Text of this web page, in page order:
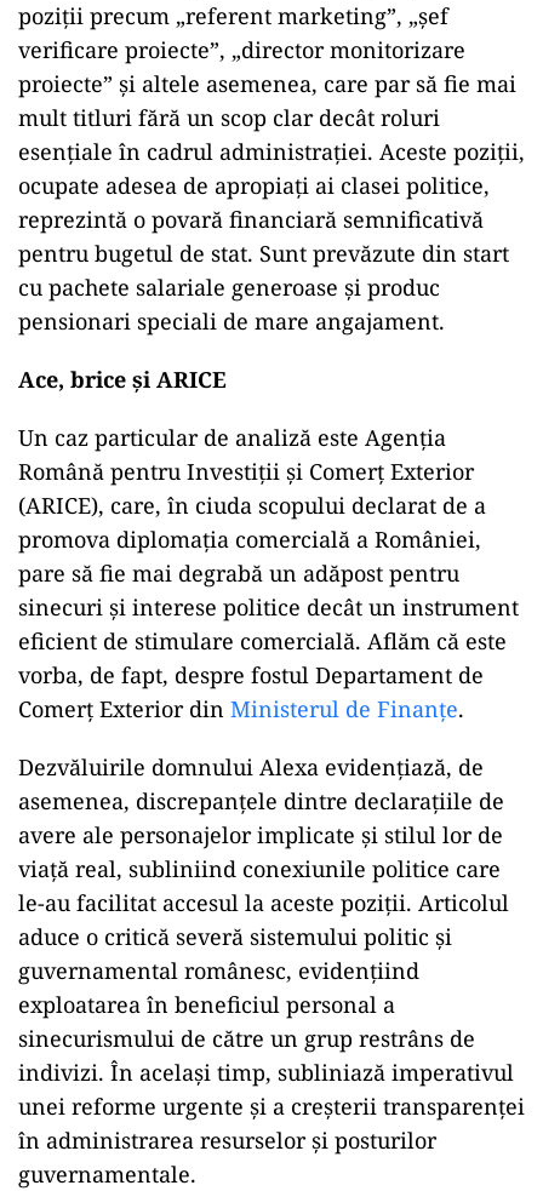
poziții precum „referent marketing”, „șef
verificare proiecte”, „director monitorizare
proiecte” și altele asemenea, care par să fie mai
mult titluri fără un scop clar decât roluri
esențiale în cadrul administrației. Aceste poziții,
ocupate adesea de apropiați ai clasei politice,
reprezintă o povară financiară semnificativă
pentru bugetul de stat. Sunt prevăzute din start
cu pachete salariale generoase și produc
pensionari speciali de mare angajament.
Ace, brice și ARICE
Un caz particular de analiză este Agenția
Română pentru Investiții și Comerț Exterior
(ARICE), care, în ciuda scopului declarat de a
promova diplomația comercială a României,
pare să fie mai degrabă un adăpost pentru
sinecuri și interese politice decât un instrument
eficient de stimulare comercială. Aflăm că este
vorba, de fapt, despre fostul Departament de
Comerț Exterior din Ministerul de Finanțe.
Dezvăluirile domnului Alexa evidențiază, de
asemenea, discrepanțele dintre declarațiile de
avere ale personajelor implicate și stilul lor de
viață real, subliniind conexiunile politice care
le-au facilitat accesul la aceste poziții. Articolul
aduce o critică severă sistemului politic și
guvernamental românesc, evidențiind
exploatarea în beneficiul personal a
sinecurismului de către un grup restrâns de
indivizi. În același timp, subliniază imperativul
unei reforme urgente și a creșterii transparenței
în administrarea resurselor și posturilor
guvernamentale.